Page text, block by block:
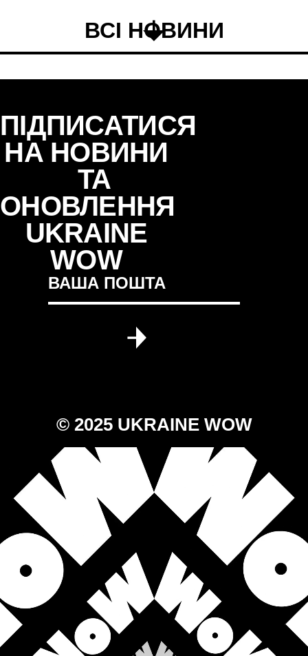
ВСІ НОВИНИ
ПІДПИСАТИСЯ
НА НОВИНИ
ТА
ОНОВЛЕННЯ
UKRAINE
WOW
© 2025 UKRAINE WOW